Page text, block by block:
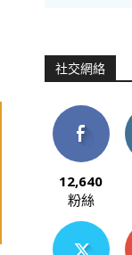
社交網絡
12,640
粉絲